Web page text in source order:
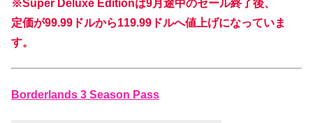
※Super Deluxe Editionは9月途中のセール終了後、
定価が99.99ドルから119.99ドルへ値上げになっていま
す。
Borderlands 3 Season Pass